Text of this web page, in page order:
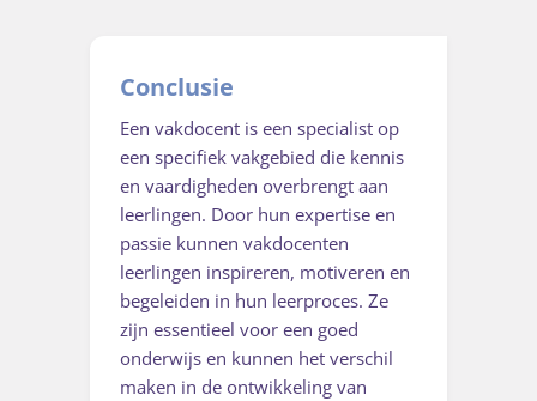
Conclusie
Een vakdocent is een specialist op
een specifiek vakgebied die kennis
en vaardigheden overbrengt aan
leerlingen. Door hun expertise en
passie kunnen vakdocenten
leerlingen inspireren, motiveren en
begeleiden in hun leerproces. Ze
zijn essentieel voor een goed
onderwijs en kunnen het verschil
maken in de ontwikkeling van